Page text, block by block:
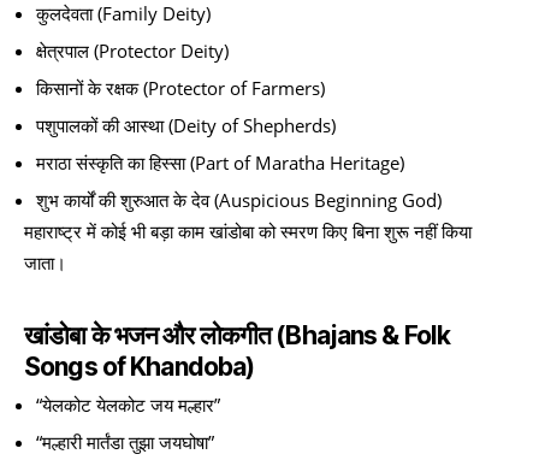
कुलदेवता (Family Deity)
क्षेत्रपाल (Protector Deity)
किसानों के रक्षक (Protector of Farmers)
पशुपालकों की आस्था (Deity of Shepherds)
मराठा संस्कृति का हिस्सा (Part of Maratha Heritage)
शुभ कार्यों की शुरुआत के देव (Auspicious Beginning God)
महाराष्ट्र में कोई भी बड़ा काम खांडोबा को स्मरण किए बिना शुरू नहीं किया
जाता।
खांडोबा के भजन और लोकगीत (Bhajans & Folk
Songs of Khandoba)
“येलकोट येलकोट जय मल्हार”
“मल्हारी मार्तंडा तुझा जयघोषा”